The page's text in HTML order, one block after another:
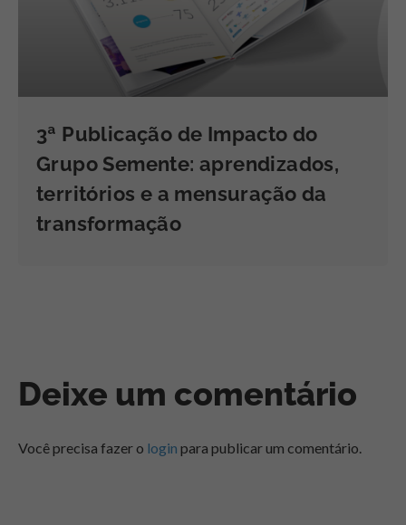
3ª Publicação de Impacto do
Grupo Semente: aprendizados,
territórios e a mensuração da
transformação
Deixe um comentário
Você precisa fazer o login para publicar um comentário.